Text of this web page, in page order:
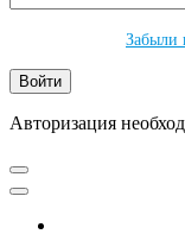
Забыли
Авторизация